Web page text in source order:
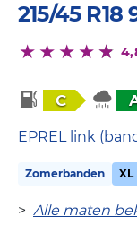
215/45 R18
C
EPREL link
Zomerbanden XL
> Alle maten